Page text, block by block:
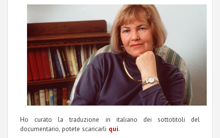
Ho curato la traduzione in italiano dei sottotitoli del
documentario, potete scaricarli qui.